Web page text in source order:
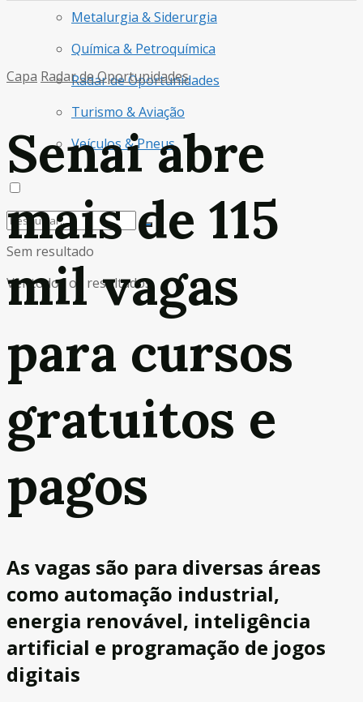
Metalurgia & Siderurgia
Química & Petroquímica
Radar de Oportunidades
Turismo & Aviação
Veículos & Pneus
Sem resultado
Ver todos os resultados
Capa Radar de Oportunidades
Senai abre
mais de 115
mil vagas
para cursos
gratuitos e
pagos
As vagas são para diversas áreas
como automação industrial,
energia renovável, inteligência
artificial e programação de jogos
digitais